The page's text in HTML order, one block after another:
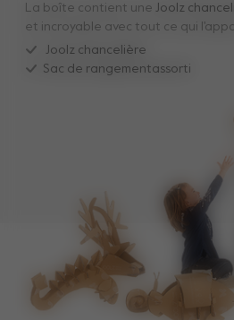
La boîte contient une Joolz
et incroyable avec tout ce qui
Joolz chancelière
Sac de rangementassorti